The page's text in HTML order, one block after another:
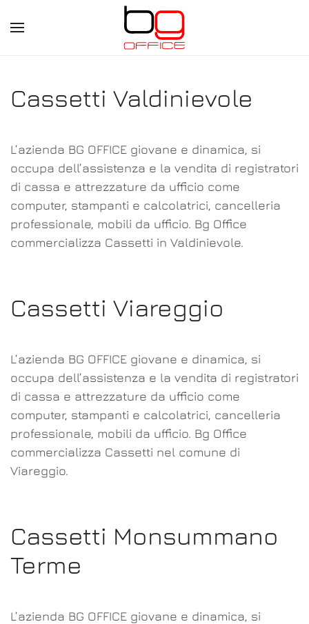
content
Cassetti Valdinievole
L’azienda BG OFFICE giovane e dinamica, si
occupa dell’assistenza e la vendita di registratori
di cassa e attrezzature da ufficio come
computer, stampanti e calcolatrici, cancelleria
professionale, mobili da ufficio. Bg Office
commercializza Cassetti in Valdinievole.
Cassetti Viareggio
L’azienda BG OFFICE giovane e dinamica, si
occupa dell’assistenza e la vendita di registratori
di cassa e attrezzature da ufficio come
computer, stampanti e calcolatrici, cancelleria
professionale, mobili da ufficio. Bg Office
commercializza Cassetti nel comune di
Viareggio.
Cassetti Monsummano
Terme
L’azienda BG OFFICE giovane e dinamica, si